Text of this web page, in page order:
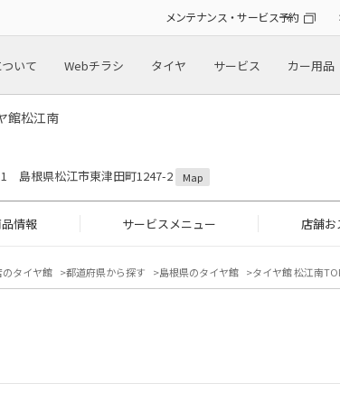
メンテナンス・サービス予約
いて Webチラシ タイヤ サービス カー用品
館松江南
島根県松江市東津田町1247-2 Map
情報 サービスメニュー 店舗
タイヤ館 都道府県から探す 島根県のタイヤ館 タイヤ館 松江南